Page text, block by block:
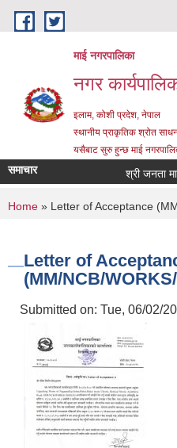
Skip to main content
माई नगरपालिका
नगर
इलाम, कोशी प्रदेश, नेपाल
स्थानीय प्राकृतिक श्रोत
यसैबाट सुरु हुन्छ माई
समाचार श्री जनता
You are here
Home » Letter of Acceptance
Letter of
(MM/NCB/
Submitted on: Tue, 06/02/